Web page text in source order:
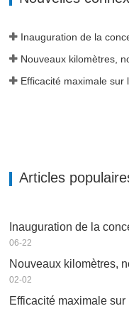
Articles
06-22
02-02
Efficacité maximale